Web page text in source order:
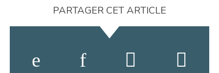
PARTAGER CET ARTICLE